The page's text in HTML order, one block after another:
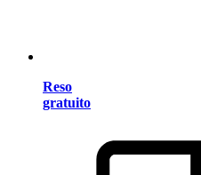
Reso
gratuito